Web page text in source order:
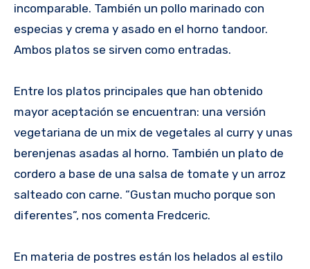
incomparable. También un pollo marinado con
especias y crema y asado en el horno tandoor.
Ambos platos se sirven como entradas.
Entre los platos principales que han obtenido
mayor aceptación se encuentran: una versión
vegetariana de un mix de vegetales al curry y unas
berenjenas asadas al horno. También un plato de
cordero a base de una salsa de tomate y un arroz
salteado con carne. “Gustan mucho porque son
diferentes”, nos comenta Fredceric.
En materia de postres están los helados al estilo